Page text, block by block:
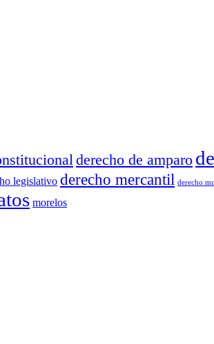
derecho de amparo
legislativo derecho mercantil derecho
morelos